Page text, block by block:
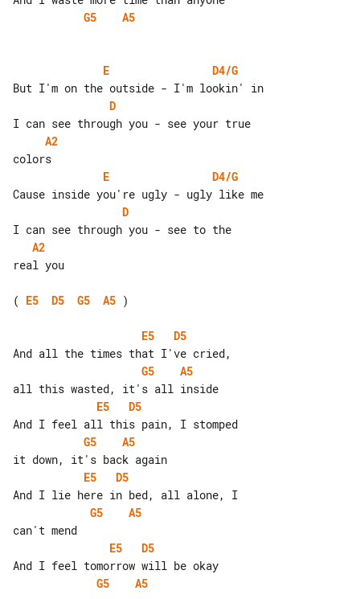
G5
A5
E
D4/G
D
A2
E
D4/G
D
A2
real you
( E5 D5 G5 A5 )
E5
D5
G5
A5
E5
D5
G5
A5
E5
D5
G5
A5
E5
D5
G5
A5